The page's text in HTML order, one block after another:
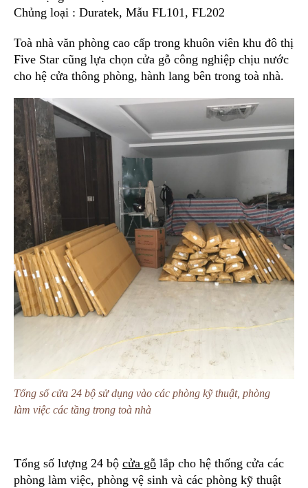
Chủng loại : Duratek, Mẫu FL101, FL202
Toà nhà văn phòng cao cấp trong khuôn viên khu đô thị
Five Star cũng lựa chọn cửa gỗ công nghiệp chịu nước
cho hệ cửa thông phòng, hành lang bên trong toà nhà.
Tổng số cửa 24 bộ sử dụng vào các phòng kỹ thuật, phòng
làm việc các tầng trong toà nhà
Tổng số lượng 24 bộ cửa gỗ lắp cho hệ thống cửa các
phòng làm việc, phòng vệ sinh và các phòng kỹ thuật